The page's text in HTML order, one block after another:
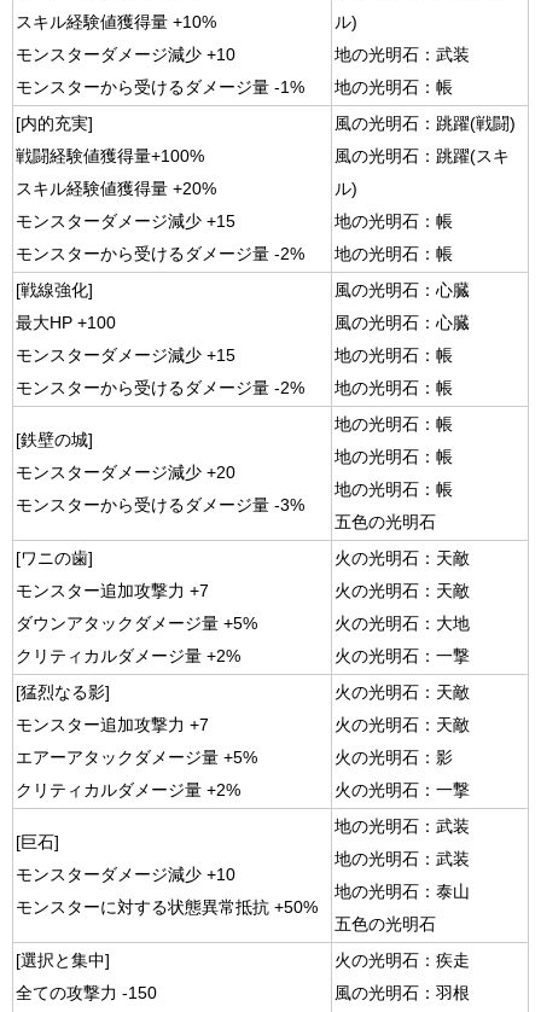
スキル経験値獲得量 +10%
モンスターダメージ減少 +10
モンスターから受けるダメージ量 -1%
ル)
地の光明石：武装
地の光明石：帳
[内的充実]
戦闘経験値獲得量+100%
スキル経験値獲得量 +20%
モンスターダメージ減少 +15
モンスターから受けるダメージ量 -2%
風の光明石：跳躍(戦闘)
風の光明石：跳躍(スキ
ル)
地の光明石：帳
地の光明石：帳
[戦線強化]
最大HP +100
モンスターダメージ減少 +15
モンスターから受けるダメージ量 -2%
風の光明石：心臓
風の光明石：心臓
地の光明石：帳
地の光明石：帳
[鉄壁の城]
モンスターダメージ減少 +20
モンスターから受けるダメージ量 -3%
地の光明石：帳
地の光明石：帳
地の光明石：帳
五色の光明石
[ワニの歯]
モンスター追加攻撃力 +7
ダウンアタックダメージ量 +5%
クリティカルダメージ量 +2%
火の光明石：天敵
火の光明石：天敵
火の光明石：大地
火の光明石：一撃
[猛烈なる影]
モンスター追加攻撃力 +7
エアーアタックダメージ量 +5%
クリティカルダメージ量 +2%
火の光明石：天敵
火の光明石：天敵
火の光明石：影
火の光明石：一撃
[巨石]
モンスターダメージ減少 +10
モンスターに対する状態異常抵抗 +50%
地の光明石：武装
地の光明石：武装
地の光明石：泰山
五色の光明石
[選択と集中]
全ての攻撃力 -150
火の光明石：疾走
風の光明石：羽根